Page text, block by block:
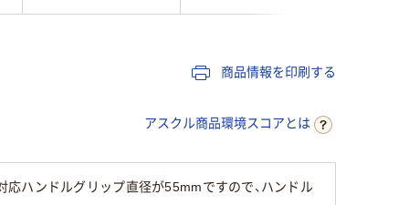
商品情報を印刷する
アスクル商品環境スコアとは
ハンドルグリップ直径が55mmですので、ハンドル